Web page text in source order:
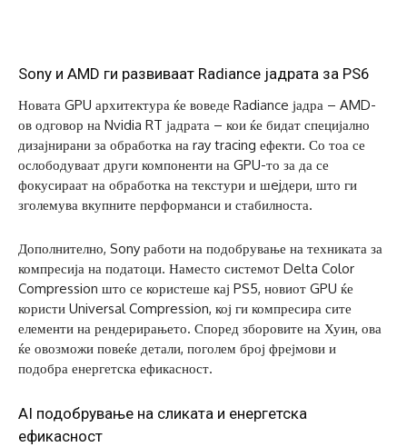
Sony и AMD ги развиваат Radiance јадрата за PS6
Новата GPU архитектура ќе воведе Radiance јадра – AMD-
ов одговор на Nvidia RT јадрата – кои ќе бидат специјално
дизајнирани за обработка на ray tracing ефекти. Со тоа се
ослободуваат други компоненти на GPU-то за да се
фокусираат на обработка на текстури и шejдери, што ги
зголемува вкупните перформанси и стабилноста.
Дополнително, Sony работи на подобрување на техниката за
компресија на податоци. Наместо системот Delta Color
Compression што се користеше кај PS5, новиот GPU ќе
користи Universal Compression, кој ги компресира сите
елементи на рендерирањето. Според зборовите на Хуин, ова
ќе овозможи повеќе детали, поголем број фрејмови и
подобра енергетска ефикасност.
AI подобрување на сликата и енергетска
ефикасност